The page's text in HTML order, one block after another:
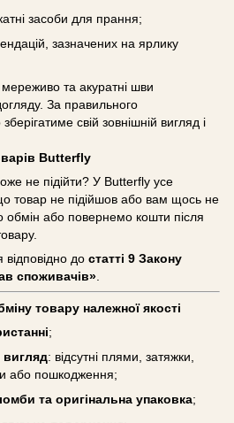
засоби для прання;
зазначених на ярлику
та акуратні шви
За правильного
свій зовнішній вигляд і
Butterfly
не підійти? У Butterfly усе
товар не підійшов або вам щось не
або повернемо кошти після
до статті 9 Закону
споживачів»
товару належної якості
;
вигляд: відсутні плями, затяжки,
або пошкодження;
та оригінальна упаковка;